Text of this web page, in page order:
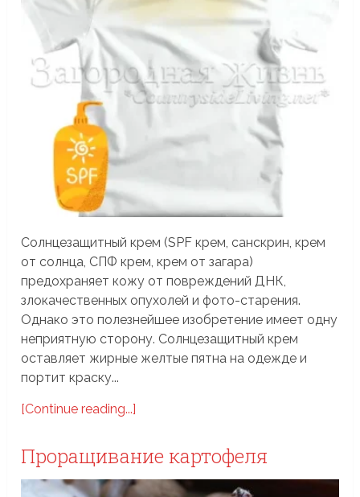
Солнцезащитный крем (SPF крем, санскрин, крем
от солнца, СПФ крем, крем от загара)
предохраняет кожу от повреждений ДНК,
злокачественных опухолей и фото-старения.
Однако это полезнейшее изобретение имеет одну
неприятную сторону. Солнцезащитный крем
оставляет жирные желтые пятна на одежде и
портит краску...
[Continue reading...]
Проращивание картофеля